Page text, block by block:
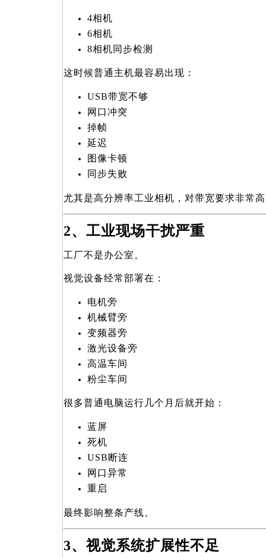
4相机
6相机
8相机同步检测
这时候普通主机最容易出现：
USB带宽不够
网口冲突
掉帧
延迟
图像卡顿
同步失败
尤其是高分辨率工业相机，对带宽要求非常
2、工业现场干扰严重
工厂不是办公室。
视觉设备经常部署在：
电机旁
机械臂旁
变频器旁
激光设备旁
高温车间
粉尘车间
很多普通电脑运行几个月后就开始：
蓝屏
死机
USB 断连
网口异常
重启
最终影响整条产线。
3、视觉系统扩展性不足